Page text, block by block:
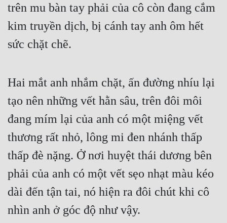
trên mu bàn tay phải của cô còn đang cắm
kim truyền dịch, bị cánh tay anh ôm hết
sức chặt chẽ.
Hai mắt anh nhắm chặt, ấn đường nhíu lại
tạo nên những vết hằn sâu, trên đôi môi
đang mím lại của anh có một miệng vết
thương rất nhỏ, lông mi đen nhánh thấp
thấp đè nặng. Ở nơi huyệt thái dương bên
phải của anh có một vết sẹo nhạt màu kéo
dài đến tận tai, nó hiện ra đôi chút khi cô
nhìn anh ở góc độ như vậy.